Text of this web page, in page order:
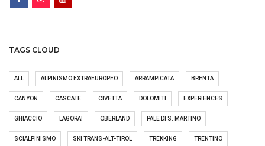
TAGS CLOUD
ALL ALPINISMO EXTRAEUROPEO ARRAMPICATA BRENTA
CANYON CASCATE CIVETTA DOLOMITI EXPERIENCES
GHIACCIO LAGORAI OBERLAND PALE DI S. MARTINO
SCIALPINISMO SKI TRANS-ALT-TIROL TREKKING TRENTINO